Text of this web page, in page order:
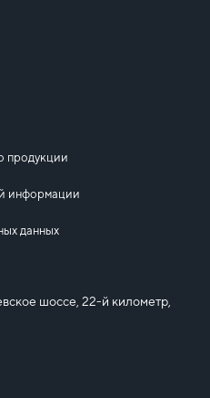
продукции
информации
данных
шоссе, 22-й километр,